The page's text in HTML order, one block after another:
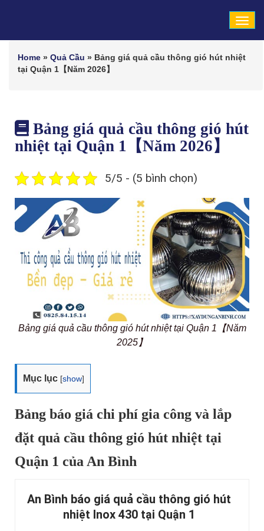
Home » Quả Cầu » Bảng giá quả cầu thông gió hút nhiệt
tại Quận 1【Năm 2026】
Bảng giá quả cầu thông gió hút
nhiệt tại Quận 1【Năm 2026】
5/5 - (5 bình chọn)
Bảng giá quả cầu thông gió hút nhiệt tại Quận 1【Năm
2025】
Mục lục [show]
Bảng báo giá chi phí gia công và lắp
đặt quả cầu thông gió hút nhiệt tại
Quận 1 của An Bình
An Bình báo giá quả cầu thông gió hút
nhiệt Inox 430 tại Quận 1